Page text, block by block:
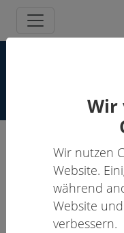
Wir
Wir nutzen
Website.
während
Website
verbessern.
Barbara
Anschrift